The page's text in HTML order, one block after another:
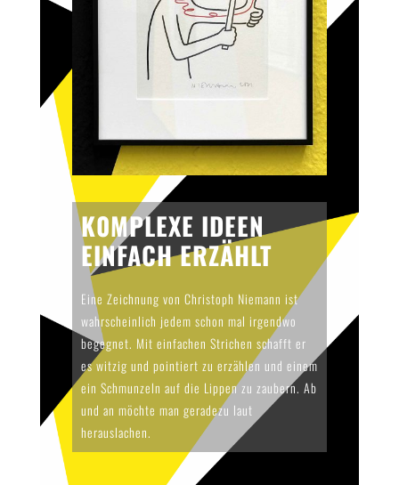
K0MPLEXE IDEEN
EINFACH ERZÄHLT
Eine Zeichnung von Christoph Niemann ist
wahrscheinlich jedem schon mal irgendwo
begegnet. Mit einfachen Strichen schafft er
es witzig und pointiert zu erzählen und einem
ein Schmunzeln auf die Lippen zu zaubern. Ab
und an möchte man geradezu laut
herauslachen.